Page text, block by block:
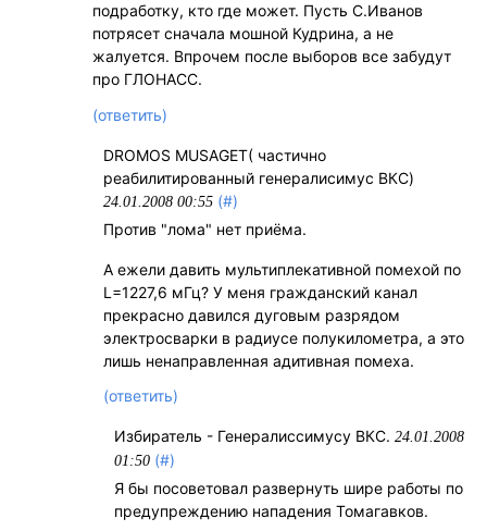
подработку, кто где может. Пусть С.Иванов
потрясет сначала мошной Кудрина, а не
жалуется. Впрочем после выборов все забудут
про ГЛОНАСС.
(ответить)
DROMOS MUSAGET( частично
реабилитированный генералисимус ВКС)
24.01.2008 00:55 (#)
Против "лома" нет приёма.
А ежели давить мультиплекативной помехой по
L=1227,6 мГц? У меня гражданский канал
прекрасно давился дуговым разрядом
электросварки в радиусе полукилометра, а это
лишь ненаправленная адитивная помеха.
(ответить)
Избиратель - Генералиссимусу ВКС.24.01.2008
01:50 (#)
Я бы посоветовал развернуть шире работы по
предупреждению нападения Томагавков.